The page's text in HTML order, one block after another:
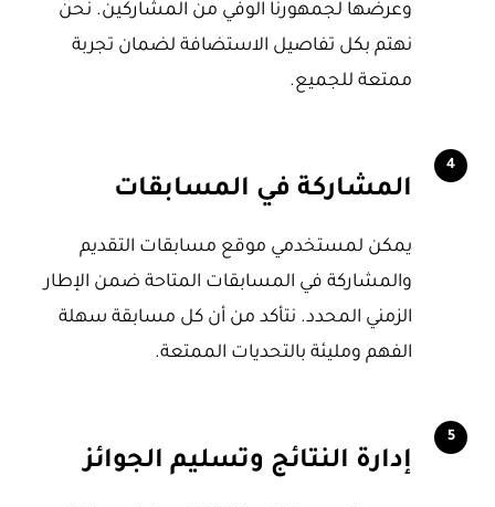
وعرضها لجمهورنا الوفي من المشاركين. نحن
نهتم بكل تفاصيل الاستضافة لضمان تجربة
ممتعة للجميع.
4
المشاركة في المسابقات
يمكن لمستخدمي موقع مسابقات التقديم
والمشاركة في المسابقات المتاحة ضمن الإطار
الزمني المحدد. نتأكد من أن كل مسابقة سهلة
الفهم ومليئة بالتحديات الممتعة.
5
إدارة النتائج وتسليم الجوائز